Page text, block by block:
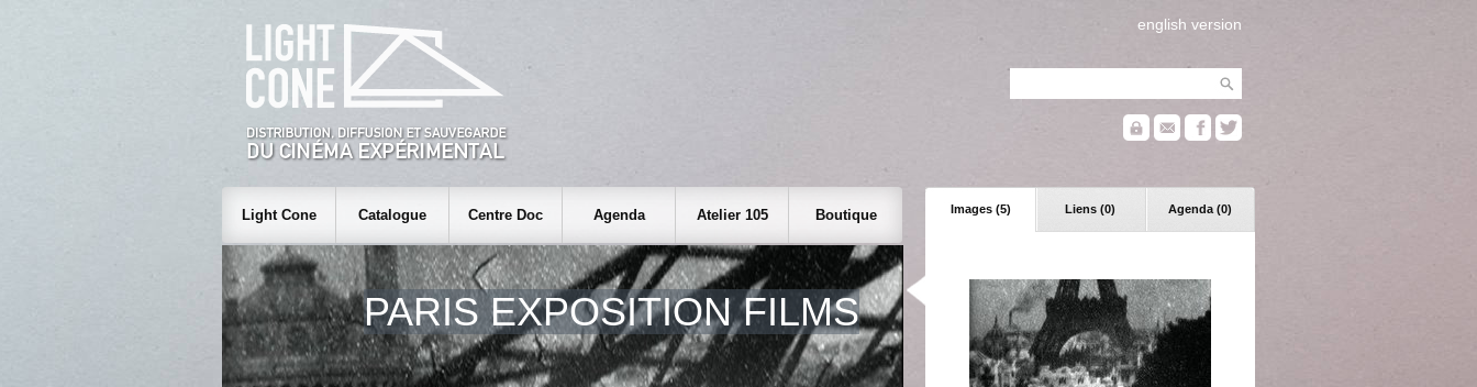
english version
Images (5) Liens (0) Agenda (0)
Light Cone Catalogue Centre Doc Agenda Atelier 105 Boutique
PARIS EXPOSITION FILMS